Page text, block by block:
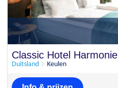
Classic Hotel Harmonie
Duitsland Keulen